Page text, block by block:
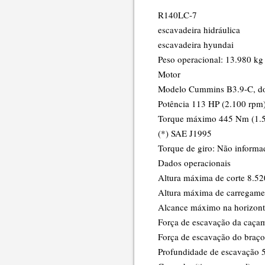
R140LC-7
escavadeira hidráulica
escavadeira hyundai
Peso operacional: 13.980 kg
Motor
Modelo Cummins B3.9-C,
Potência 113 HP (2.100
Torque máximo 445 Nm
(*) SAE J1995
Torque de giro: Não
Dados operacionais
Altura máxima de corte
Altura máxima de
Alcance máximo na
Força de escavação da
Força de escavação do
Profundidade de escavação